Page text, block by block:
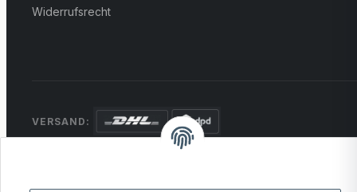
Widerrufsrecht
VERSAND: